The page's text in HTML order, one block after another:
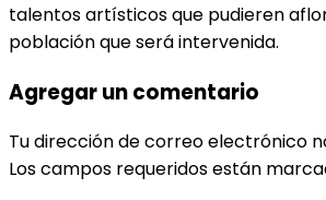
talentos artísticos que pudieren
población que será intervenida.
Agregar un comentario
Tu dirección de correo electrónico
Los campos requeridos están